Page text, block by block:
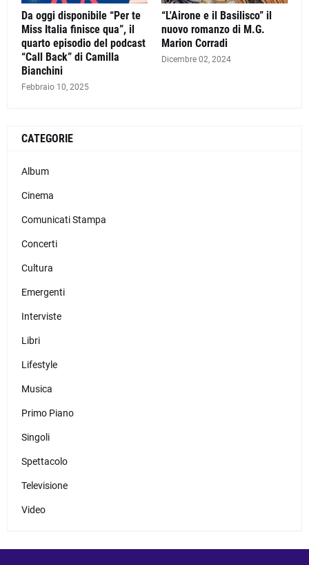
Da oggi disponibile “Per te
Miss Italia finisce qua”, il
quarto episodio del podcast
“Call Back” di Camilla
Bianchini
Febbraio 10, 2025
“L'Airone e il Basilisco” il
nuovo romanzo di M.G.
Marion Corradi
Dicembre 02, 2024
CATEGORIE
Album
Cinema
Comunicati Stampa
Concerti
Cultura
Emergenti
Interviste
Libri
Lifestyle
Musica
Primo Piano
Singoli
Spettacolo
Televisione
Video